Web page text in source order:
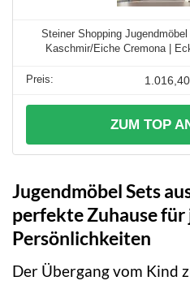
Steiner Shopping
Kaschmir/Eiche Cremona |
ZUM TOP
Jugendmöbel Sets
perfekte Zuhause für
Persönlichkeiten
Der Übergang vom Kind